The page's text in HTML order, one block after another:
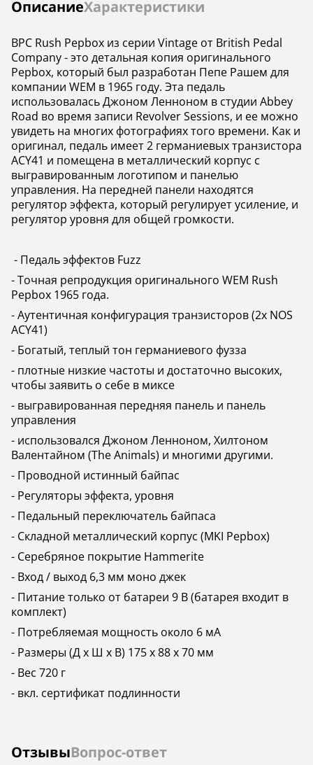
ОписаниеХарактеристики
Инструкции
BPC Rush Pepbox из серии Vintage от British Pedal
Company - это детальная копия оригинального
Pepbox, который был разработан Пепе Рашем для
компании WEM в 1965 году. Эта педаль
использовалась Джоном Ленноном в студии Abbey
Road во время записи Revolver Sessions, и ее можно
увидеть на многих фотографиях того времени. Как и
оригинал, педаль имеет 2 германиевых транзистора
ACY41 и помещена в металлический корпус с
выгравированным логотипом и панелью
управления. На передней панели находятся
регулятор эффекта, который регулирует усиление, и
регулятор уровня для общей громкости.
- Педаль эффектов Fuzz
- Точная репродукция оригинального WEM Rush
Pepbox 1965 года.
- Аутентичная конфигурация транзисторов (2x NOS
ACY41)
- Богатый, теплый тон германиевого фузза
- плотные низкие частоты и достаточно высоких,
чтобы заявить о себе в миксе
- выгравированная передняя панель и панель
управления
- использовался Джоном Ленноном, Хилтоном
Валентайном (The Animals) и многими другими.
- Проводной истинный байпас
- Регуляторы эффекта, уровня
- Педальный переключатель байпаса
- Складной металлический корпус (MKI Pepbox)
- Серебряное покрытие Hammerite
- Вход / выход 6,3 мм моно джек
- Питание только от батареи 9 В (батарея входит в
комплект)
- Потребляемая мощность около 6 мА
- Размеры (Д х Ш х В) 175 x 88 x 70 мм
- Вес 720 г
- вкл. сертификат подлинности
ОтзывыВопрос-ответ